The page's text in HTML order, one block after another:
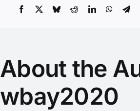
Facebook BlueskyRedditLinkedIn
About the
wbay2020